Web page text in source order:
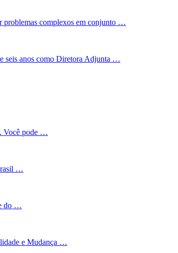
problemas complexos em conjunto …
seis anos como Diretora Adjunta …
Você pode …
…
do …
e Mudança …